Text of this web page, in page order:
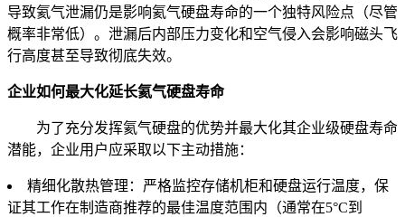
导致氦气泄漏仍是影响氦气硬盘寿命的一个独特风险点（尽管
概率非常低）。泄漏后内部压力变化和空气侵入会影响磁头飞
行高度甚至导致彻底失效。
企业如何最大化延长氦气硬盘寿命
为了充分发挥氦气硬盘的优势并最大化其企业级硬盘寿命
潜能，企业用户应采取以下主动措施：
精细化散热管理：严格监控存储机柜和硬盘运行温度，保
证其工作在制造商推荐的最佳温度范围内（通常在5°C到